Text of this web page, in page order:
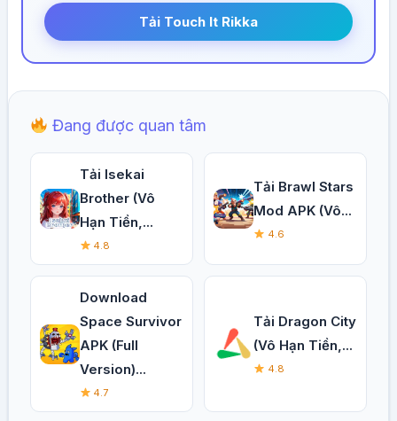
Tải Touch It Rikka
Đang được quan tâm
Tải Isekai
Brother (Vô
Hạn Tiền,...
4.8
Tải Brawl Stars
Mod APK (Vô...
4.6
Download
Space Survivor
APK (Full
Version)...
4.7
Tải Dragon City
(Vô Hạn Tiền,...
4.8